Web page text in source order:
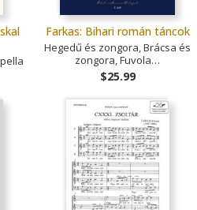
Farkas: Bihari román táncok
Hegedű és zongora, Brácsa és
zongora, Fuvola…
$25.99